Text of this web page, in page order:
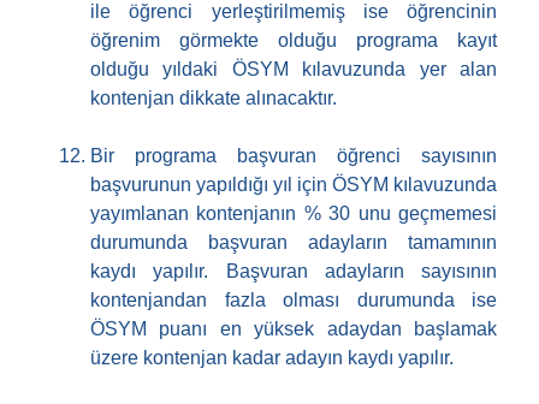
ile öğrenci yerleştirilmemiş ise öğrencinin
öğrenim görmekte olduğu programa kayıt
olduğu yıldaki ÖSYM kılavuzunda yer alan
kontenjan dikkate alınacaktır.
Bir programa başvuran öğrenci sayısının
başvurunun yapıldığı yıl için ÖSYM kılavuzunda
yayımlanan kontenjanın % 30 unu geçmemesi
durumunda başvuran adayların tamamının
kaydı yapılır. Başvuran adayların sayısının
kontenjandan fazla olması durumunda ise
ÖSYM puanı en yüksek adaydan başlamak
üzere kontenjan kadar adayın kaydı yapılır.